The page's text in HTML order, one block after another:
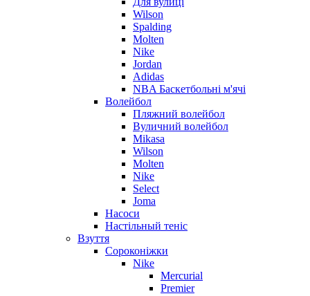
Wilson
Spalding
Molten
Nike
Jordan
Adidas
NBA Баскетбольні м'ячі
Волейбол
Пляжний волейбол
Вуличний волейбол
Mikasa
Wilson
Molten
Nike
Select
Joma
Насоси
Настільный теніс
Взуття
Сороконіжки
Nike
Mercurial
Premier